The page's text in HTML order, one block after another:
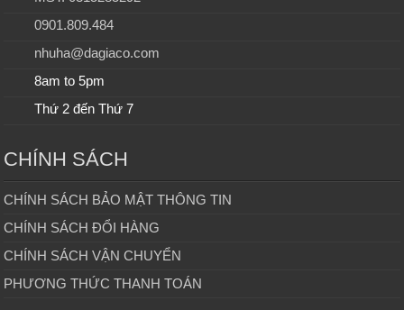
0901.809.484
nhuha@dagiaco.com
8am to 5pm
Thứ 2 đến Thứ 7
CHÍNH SÁCH
CHÍNH SÁCH BẢO MẬT THÔNG TIN
CHÍNH SÁCH ĐỔI HÀNG
CHÍNH SÁCH VẬN CHUYỂN
PHƯƠNG THỨC THANH TOÁN